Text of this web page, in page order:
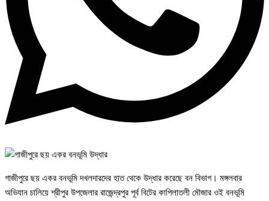
গাজীপুরে ছয় একর বনভূমি দখলদারদের হাত থেকে উদ্ধার করেছে বন বিভাগ। মঙ্গলবার
অভিযান চালিয়ে শ্রীপুর উপজেলার রাজেন্দ্রপুর পূর্ব বিটের কাপিলাতলী মৌজার ওই বনভূমি